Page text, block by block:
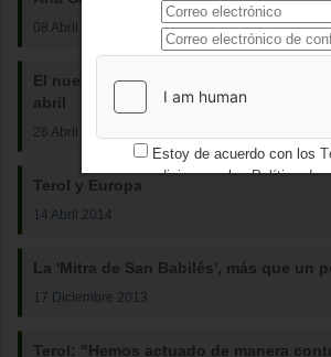
08 Abril 2015
El nuevo Centro de Salud abrirá sus
abril
26 Abril 2014
Terol y Europa
14 Abril 2014
La 'Mitra de San Babilés', más que un
17 Diciembre 2013
Terol: "Hemos actuado de manera
Estoy de acuerdo con los
condicionesy losPolítica de